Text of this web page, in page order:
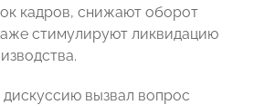
кадров, снижают оборот
стимулируют ликвидацию
вызвал вопрос